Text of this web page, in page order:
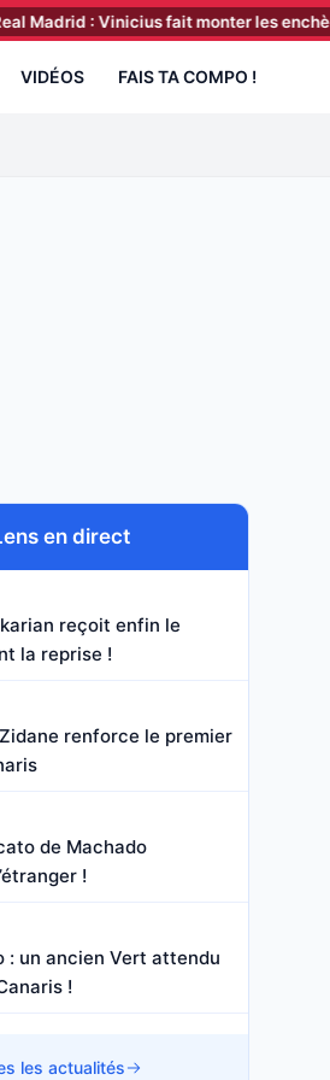
: Vinicius fait monter les enchères, un
VIDÉOS FAIS TA COMPO !
en direct
reçoit enfin le
la reprise !
renforce le premier
de Machado
!
: un ancien Vert attendu
!
la L1 s’arrache Louza,
les actualités